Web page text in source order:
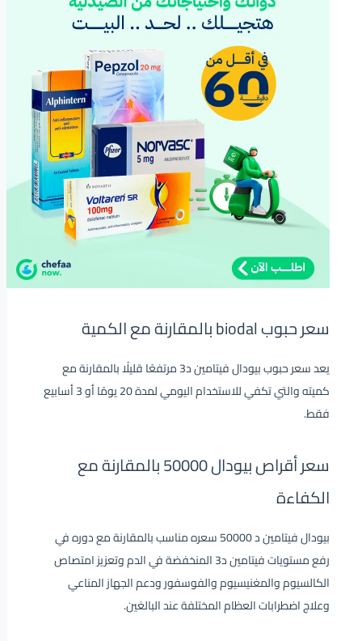
سعر حبوب biodal بالمقارنة مع الكمية
يعد سعر حبوب بيودال فيتامين د3 مرتفعًا قليلًا بالمقارنة مع
كميته والتي تكفي للاستخدام اليومي لمدة 20 يومًا أو 3 أسابيع
فقط.
سعر أقراص بيودال 50000 بالمقارنة مع
الكفاءة
بيودال فيتامين د 50000 سعره مناسب بالمقارنة مع دوره في
رفع مستويات فيتامين د3 المنخفضة في الدم وتعزيز امتصاص
الكالسيوم والمغنيسيوم والفوسفور ودعم الجهاز المناعي
وعلاج اضطرابات العظام المختلفة عند البالغين.